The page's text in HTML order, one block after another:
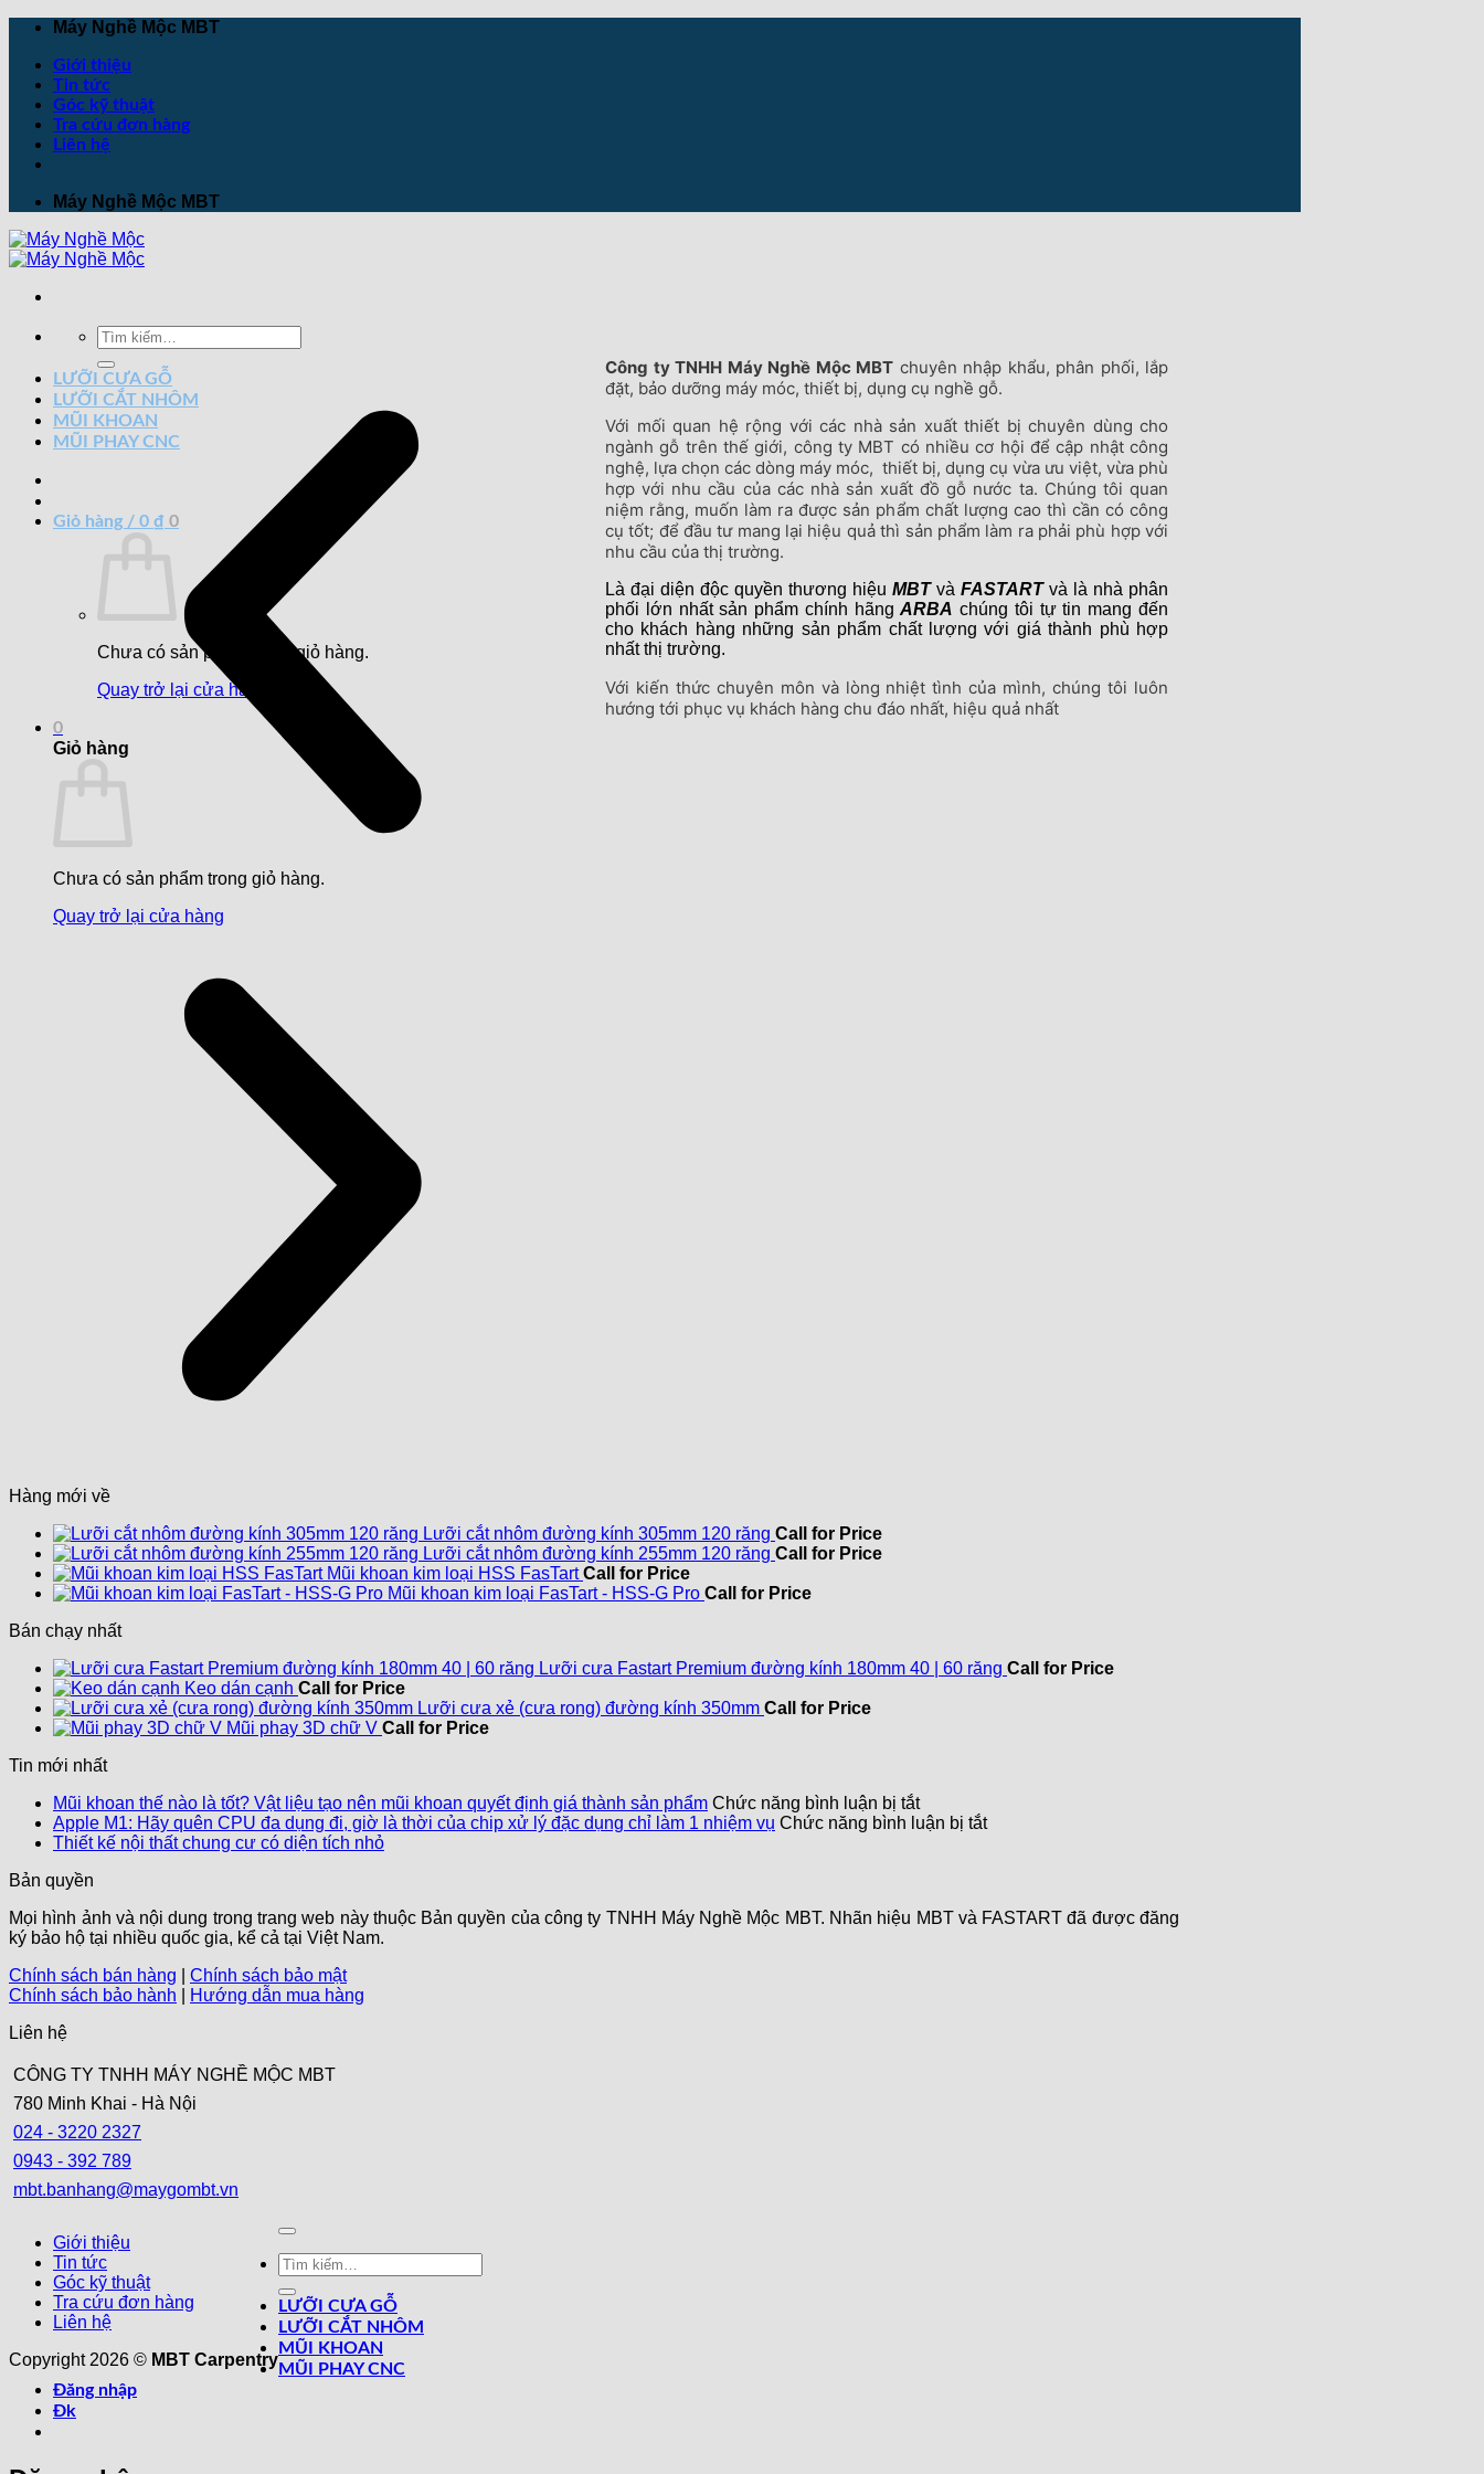
Máy Nghề Mộc MBT
Giới thiệu
Tin tức
Góc kỹ thuật
Tra cứu đơn hàng
Liên hệ
Máy Nghề Mộc MBT
LƯỠI CƯA GỖ
LƯỠI CẮT NHÔM
MŨI KHOAN
MŨI PHAY CNC
Giỏ hàng / 0 ₫ 0
Chưa có sản phẩm trong giỏ hàng.
Quay trở lại cửa hàng
0
Giỏ hàng
Chưa có sản phẩm trong giỏ hàng.
Quay trở lại cửa hàng
Công ty TNHH Máy Nghề Mộc MBT chuyên nhập khẩu, phân phối, lắp
đặt, bảo dưỡng máy móc, thiết bị, dụng cụ nghề gỗ.
Với mối quan hệ rộng với các nhà sản xuất thiết bị chuyên dùng cho
ngành gỗ trên thế giới, công ty MBT có nhiều cơ hội để cập nhật công
nghệ, lựa chọn các dòng máy móc, thiết bị, dụng cụ vừa ưu việt, vừa phù
hợp với nhu cầu của các nhà sản xuất đồ gỗ nước ta. Chúng tôi quan
niệm rằng, muốn làm ra được sản phẩm chất lượng cao thì cần có công
cụ tốt; để đầu tư mang lại hiệu quả thì sản phẩm làm ra phải phù hợp với
nhu cầu của thị trường.
Là đại diện độc quyền thương hiệu MBTvà FASTARTvà là nhà phân
phối lớn nhất sản phẩm chính hãngARBA chúng tôi tự tin mang đến
cho khách hàng những sản phẩm chất lượng với giá thành phù hợp
nhất thị trường.
Với kiến thức chuyên môn và lòng nhiệt tình của mình, chúng tôi luôn
hướng tới phục vụ khách hàng chu đáo nhất, hiệu quả nhất
Hàng mới về
Lưỡi cắt nhôm đường kính 305mm 120 răng Call for Price
Lưỡi cắt nhôm đường kính 255mm 120 răng Call for Price
Mũi khoan kim loại HSS FasTart Call for Price
Mũi khoan kim loại FasTart - HSS-G Pro Call for Price
Bán chạy nhất
Lưỡi cưa Fastart Premium đường kính 180mm 40 | 60 răng Call for Price
Keo dán cạnh Call for Price
Lưỡi cưa xẻ (cưa rong) đường kính 350mm Call for Price
Mũi phay 3D chữ V Call for Price
Tin mới nhất
Mũi khoan thế nào là tốt? Vật liệu tạo nên mũi khoan quyết định giá thành sản phẩm Chức năng bình luận bị tắt
Apple M1: Hãy quên CPU đa dụng đi, giờ là thời của chip xử lý đặc dụng chỉ làm 1 nhiệm vụ Chức năng bình luận bị tắt
Thiết kế nội thất chung cư có diện tích nhỏ
Bản quyền
Mọi hình ảnh và nội dung trong trang web này thuộc Bản quyền của công ty TNHH Máy Nghề Mộc MBT. Nhãn hiệu MBT và FASTART đã được đăng
ký bảo hộ tại nhiều quốc gia, kể cả tại Việt Nam.
Chính sách bán hàng
Chính sách bảo mật
Chính sách bảo hành
Hướng dẫn mua hàng
Liên hệ
CÔNG TY TNHH MÁY NGHỀ MỘC MBT
780 Minh Khai - Hà Nội
024 - 3220 2327
0943 - 392 789
mbt.banhang@maygombt.vn
Giới thiệu
Tin tức
Góc kỹ thuật
Tra cứu đơn hàng
Liên hệ
Copyright 2026 © MBT Carpentry
LƯỠI CƯA GỖ
LƯỠI CẮT NHÔM
MŨI KHOAN
MŨI PHAY CNC
Đăng nhập
Đk